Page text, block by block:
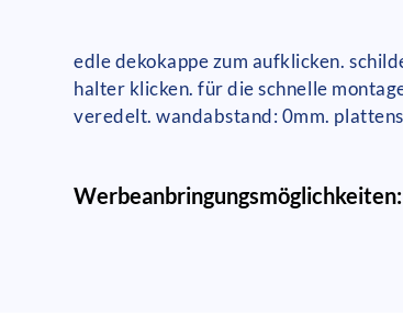
edle dekokappe zum aufklicken.
halter klicken. für die schnelle
veredelt. wandabstand: 0mm.
Werbeanbringungsmöglichkeiten: